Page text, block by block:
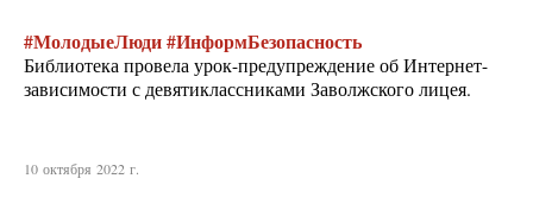
#МолодыеЛюди #ИнформБезопасность
Библиотека провела урок-предупреждение об Интернет-
зависимости с девятиклассниками Заволжского лицея.
10 октября 2022 г.